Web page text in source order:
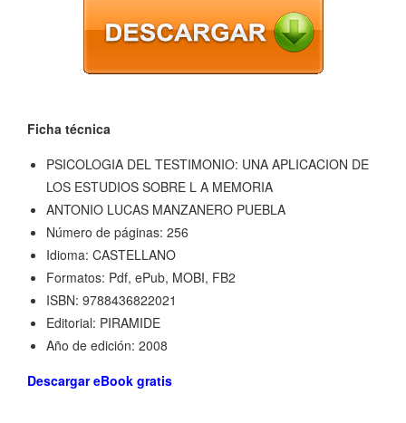
Ficha técnica
PSICOLOGIA DEL TESTIMONIO: UNA APLICACION DE
LOS ESTUDIOS SOBRE L A MEMORIA
ANTONIO LUCAS MANZANERO PUEBLA
Número de páginas: 256
Idioma: CASTELLANO
Formatos: Pdf, ePub, MOBI, FB2
ISBN: 9788436822021
Editorial: PIRAMIDE
Año de edición: 2008
Descargar eBook gratis